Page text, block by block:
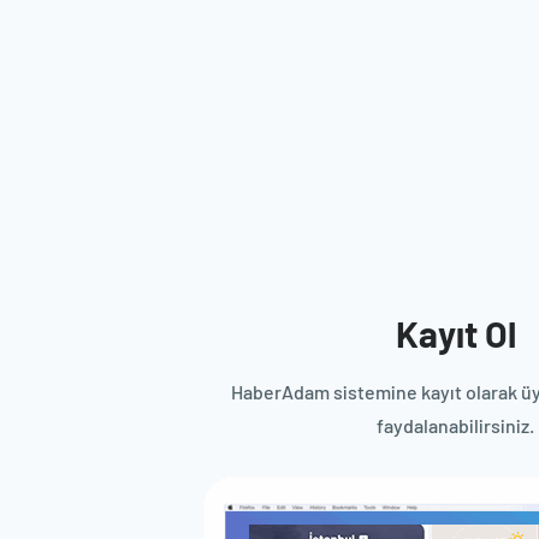
Kayıt Ol
HaberAdam sistemine kayıt olarak
faydalanabilirsiniz.